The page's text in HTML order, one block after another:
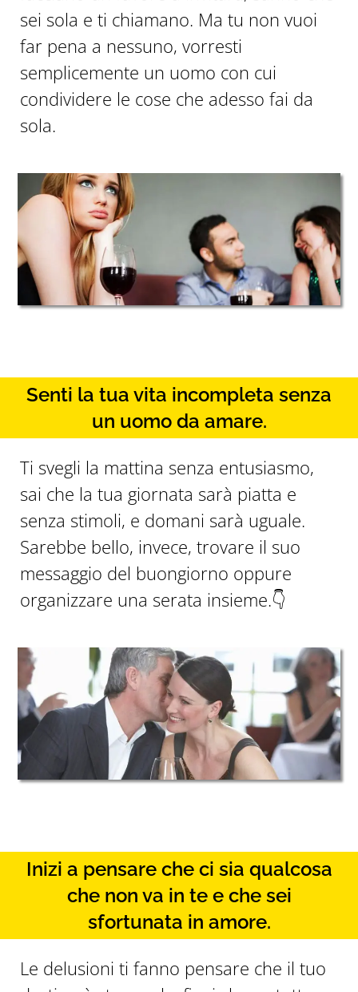
sei sola e ti chiamano. Ma tu non vuoi
far pena a nessuno, vorresti
semplicemente un uomo con cui
condividere le cose che adesso fai da
sola.
Senti la tua vita incompleta senza
un uomo da amare.
Ti svegli la mattina senza entusiasmo,
sai che la tua giornata sarà piatta e
senza stimoli, e domani sarà uguale.
Sarebbe bello, invece, trovare il suo
messaggio del buongiorno oppure
organizzare una serata insieme.👇
Inizi a pensare che ci sia qualcosa
che non va in te e che sei
sfortunata in amore.
Le delusioni ti fanno pensare che il tuo